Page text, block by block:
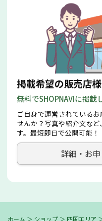
掲載希望の販売店
無料でSHOPNAVIに掲載
ご自身で運営されている
せんか？写真や紹介文な
す。最短即日で公開可能！
詳細・お
ホーム ＞ ショップ ＞ 四国エリア